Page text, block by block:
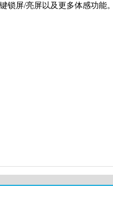
锁屏/亮屏以及更多体感功能。